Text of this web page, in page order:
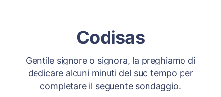
Codisas
Gentile signore o signora, la preghiamo di
dedicare alcuni minuti del suo tempo per
completare il seguente sondaggio.